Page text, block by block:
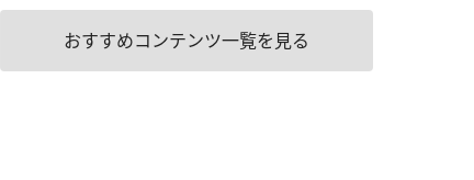
おすすめコンテンツ一覧を見る